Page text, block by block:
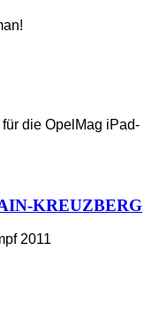
die OpelMag iPad-
KREUZBERG
2011